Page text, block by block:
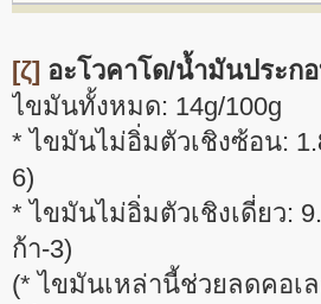
[ζ] อะโวคาโด/น้ำมันประก
ไขมันทั้งหมด: 14g/100g
* ไขมันไม่อิ่มตัวเชิงซ้อน:
6)
* ไขมันไม่อิ่มตัวเชิงเดี่ยว:
ก้า-3)
(* ไขมันเหล่านี้ช่วยลดคอเ